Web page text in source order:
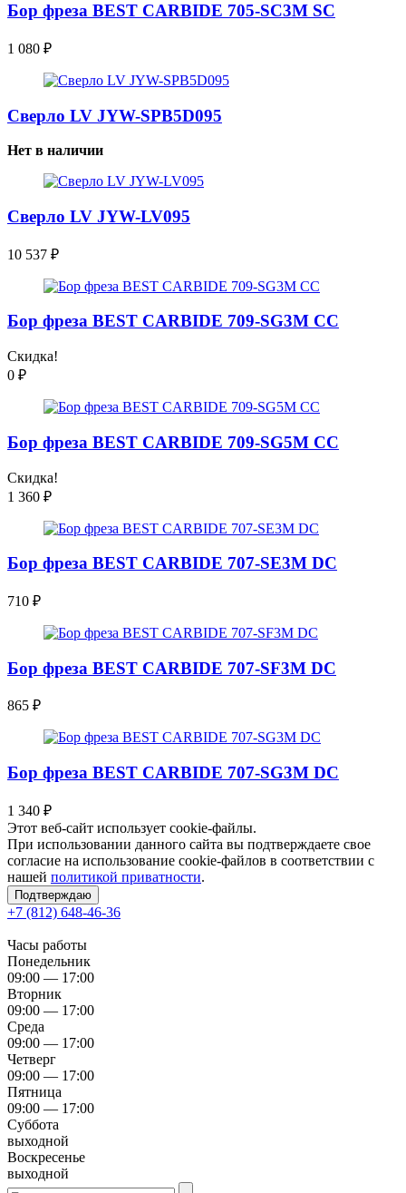
Бор фреза BEST CARBIDE 705-SC3M SC
1 080 ₽
Сверло LV JYW-SPB5D095
Нет в наличии
Сверло LV JYW-LV095
10 537 ₽
Бор фреза BEST CARBIDE 709-SG3M CC
Скидка!
0 ₽
Бор фреза BEST CARBIDE 709-SG5M CC
Скидка!
1 360 ₽
Бор фреза BEST CARBIDE 707-SE3M DC
710 ₽
Бор фреза BEST CARBIDE 707-SF3M DC
865 ₽
Бор фреза BEST CARBIDE 707-SG3M DC
1 340 ₽
Этот веб-сайт использует cookie-файлы.
При использовании данного сайта вы подтверждаете свое
согласие на использование cookie-файлов в соответствии с
нашей политикой приватности.
Подтверждаю
+7 (812) 648-46-36
Часы работы
Понедельник
09:00 — 17:00
Вторник
09:00 — 17:00
Среда
09:00 — 17:00
Четверг
09:00 — 17:00
Пятница
09:00 — 17:00
Суббота
выходной
Воскресенье
выходной